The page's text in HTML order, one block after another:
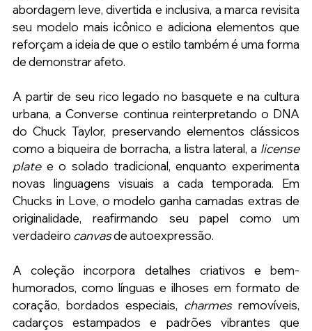
abordagem leve, divertida e inclusiva, a marca revisita
seu modelo mais icônico e adiciona elementos que
reforçam a ideia de que o estilo também é uma forma
de demonstrar afeto.
A partir de seu rico legado no basquete e na cultura
urbana, a Converse continua reinterpretando o DNA
do Chuck Taylor, preservando elementos clássicos
como a biqueira de borracha, a listra lateral, a license
plate e o solado tradicional, enquanto experimenta
novas linguagens visuais a cada temporada. Em
Chucks in Love, o modelo ganha camadas extras de
originalidade, reafirmando seu papel como um
verdadeiro canvas de autoexpressão.
A coleção incorpora detalhes criativos e bem-
humorados, como línguas e ilhoses em formato de
coração, bordados especiais, charmes removíveis,
cadarços estampados e padrões vibrantes que